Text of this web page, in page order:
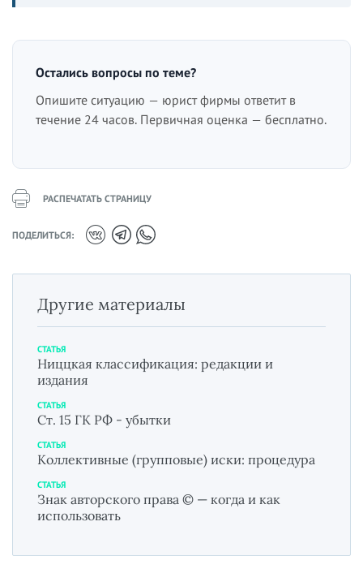
Остались вопросы по теме?
Опишите ситуацию — юрист фирмы ответит в
течение 24 часов. Первичная оценка — бесплатно.
РАСПЕЧАТАТЬ СТРАНИЦУ
ПОДЕЛИТЬСЯ:
Другие материалы
СТАТЬЯ
Ниццкая классификация: редакции и
издания
СТАТЬЯ
Ст. 15 ГК РФ - убытки
СТАТЬЯ
Коллективные (групповые) иски: процедура
СТАТЬЯ
Знак авторского права © — когда и как
использовать